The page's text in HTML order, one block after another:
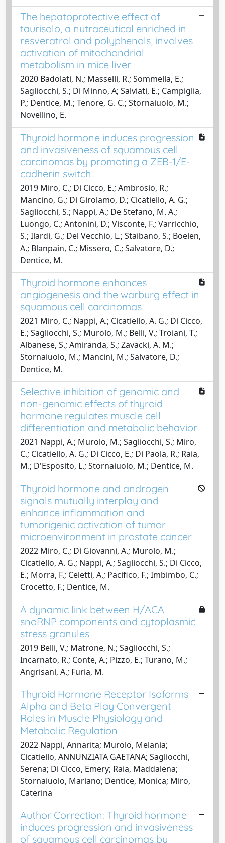
The hepatoprotective effect of
taurisolo, a nutraceutical enriched in
resveratrol and polyphenols, involves
activation of mitochondrial
metabolism in mice liver
2020 Badolati, N.; Masselli, R.; Sommella, E.;
Sagliocchi, S.; Di Minno, A; Salviati, E.; Campiglia,
P.; Dentice, M.; Tenore, G. C.; Stornaiuolo, M.;
Novellino, E.
Thyroid hormone induces progression
and invasiveness of squamous cell
carcinomas by promoting a ZEB-1/E-
cadherin switch
2019 Miro, C.; Di Cicco, E.; Ambrosio, R.;
Mancino, G.; Di Girolamo, D.; Cicatiello, A. G.;
Sagliocchi, S.; Nappi, A.; De Stefano, M. A.;
Luongo, C.; Antonini, D.; Visconte, F.; Varricchio,
S.; Ilardi, G.; Del Vecchio, L.; Staibano, S.; Boelen,
A.; Blanpain, C.; Missero, C.; Salvatore, D.;
Dentice, M.
Thyroid hormone enhances
angiogenesis and the warburg effect in
squamous cell carcinomas
2021 Miro, C.; Nappi, A.; Cicatiello, A. G.; Di Cicco,
E.; Sagliocchi, S.; Murolo, M.; Belli, V.; Troiani, T.;
Albanese, S.; Amiranda, S.; Zavacki, A. M.;
Stornaiuolo, M.; Mancini, M.; Salvatore, D.;
Dentice, M.
Selective inhibition of genomic and
non-genomic effects of thyroid
hormone regulates muscle cell
differentiation and metabolic behavior
2021 Nappi, A.; Murolo, M.; Sagliocchi, S.; Miro,
C.; Cicatiello, A. G.; Di Cicco, E.; Di Paola, R.; Raia,
M.; D'Esposito, L.; Stornaiuolo, M.; Dentice, M.
Thyroid hormone and androgen
signals mutually interplay and
enhance inflammation and
tumorigenic activation of tumor
microenvironment in prostate cancer
2022 Miro, C.; Di Giovanni, A.; Murolo, M.;
Cicatiello, A. G.; Nappi, A.; Sagliocchi, S.; Di Cicco,
E.; Morra, F.; Celetti, A.; Pacifico, F.; Imbimbo, C.;
Crocetto, F.; Dentice, M.
A dynamic link between H/ACA
snoRNP components and cytoplasmic
stress granules
2019 Belli, V.; Matrone, N.; Sagliocchi, S.;
Incarnato, R.; Conte, A.; Pizzo, E.; Turano, M.;
Angrisani, A.; Furia, M.
Thyroid Hormone Receptor Isoforms
Alpha and Beta Play Convergent
Roles in Muscle Physiology and
Metabolic Regulation
2022 Nappi, Annarita; Murolo, Melania;
Cicatiello, ANNUNZIATA GAETANA; Sagliocchi,
Serena; Di Cicco, Emery; Raia, Maddalena;
Stornaiuolo, Mariano; Dentice, Monica; Miro,
Caterina
Author Correction: Thyroid hormone
induces progression and invasiveness
of squamous cell carcinomas by